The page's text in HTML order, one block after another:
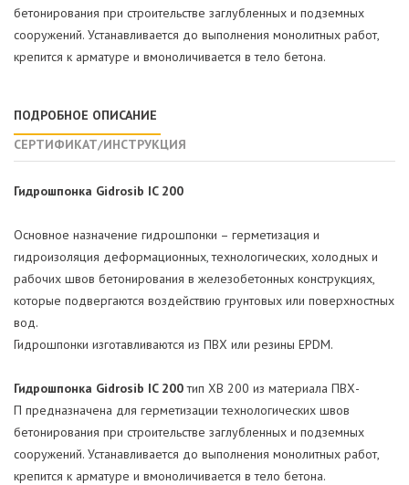
бетонирования при строительстве заглубленных и подземных
сооружений. Устанавливается до выполнения монолитных работ,
крепится к арматуре и вмоноличивается в тело бетона.
ПОДРОБНОЕ ОПИСАНИЕ
СЕРТИФИКАТ/ИНСТРУКЦИЯ
Гидрошпонка Gidrosib IC 200
Основное назначение гидрошпонки – герметизация и
гидроизоляция деформационных, технологических, холодных и
рабочих швов бетонирования в железобетонных конструкциях,
которые подвергаются воздействию грунтовых или поверхностных
вод.
Гидрошпонки изготавливаются из ПВХ или резины EPDM.
Гидрошпонка Gidrosib IC 200тип ХВ 200 из материала ПВХ-
П предназначена для герметизации технологических швов
бетонирования при строительстве заглубленных и подземных
сооружений. Устанавливается до выполнения монолитных работ,
крепится к арматуре и вмоноличивается в тело бетона.